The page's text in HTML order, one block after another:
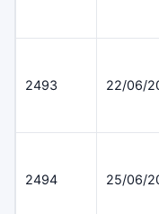
2493 22/06/
2494 25/06/